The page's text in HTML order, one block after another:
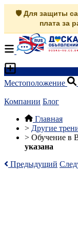
🛡️ Для защиты
плата за
Местоположение
Компании Блог
Главная
> Другие
> Обучение в
указана
Предыдущий